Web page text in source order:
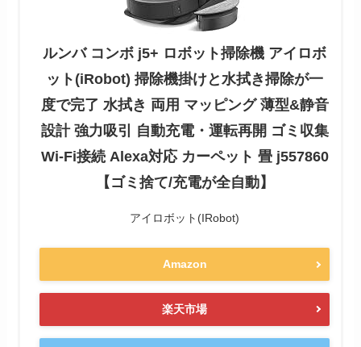
ルンバ コンボ j5+ ロボット掃除機 アイロボ
ット(iRobot) 掃除機掛けと水拭き掃除が一
度で完了 水拭き 両用 マッピング 薄型&静音
設計 強力吸引 自動充電・運転再開 ゴミ収集
Wi-Fi接続 Alexa対応 カーペット 畳 j557860
【ゴミ捨て/充電が全自動】
アイロボット(IRobot)
Amazon
楽天市場